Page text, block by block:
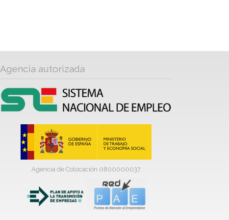
Agencia autorizada
Agencia de Colocación 0800000037